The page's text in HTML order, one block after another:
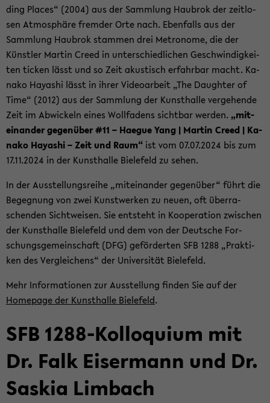
ding Places“ (2004) aus der Samm­lung Hau­brok der zeit­lo­
sen At­mo­sphä­re frem­der Orte nach. Eben­falls aus der
Samm­lung Hau­brok stam­men drei Me­tro­no­me, die der
Künst­ler Mar­tin Creed in un­ter­schied­li­chen Ge­schwin­dig­kei­
ten ti­cken lässt und so Zeit akus­tisch er­fahr­bar macht. Ka­
na­ko Ha­ya­shi lässt in ihrer Vi­deo­ar­beit „The Daugh­ter of
Time“ (2012) aus der Samm­lung der Kunst­hal­le ver­ge­hen­de
Zeit im Ab­wi­ckeln eines Woll­fa­dens sicht­bar wer­den. „mit­
ein­an­der ge­gen­über #11 – Ha­e­gue Yang | Mar­tin Creed | Ka­
na­ko Ha­ya­shi – Zeit und Raum“ ist vom 07.07.2024 bis zum
17.11.2024 in der Kunst­hal­le Bie­le­feld zu sehen.
In der Aus­stel­lungs­rei­he „mit­ein­an­der ge­gen­über“ führt die
Be­geg­nung von zwei Kunst­wer­ken zu neuen, oft über­ra­
schen­den Sicht­wei­sen. Sie ent­steht in Ko­ope­ra­ti­on zwi­schen
der Kunst­hal­le Bie­le­feld und dem von der Deut­sche For­
schungs­ge­mein­schaft (DFG) ge­för­der­ten SFB 1288 „Prak­ti­
ken des Ver­glei­chens“ der Uni­ver­si­tät Bie­le­feld.
Mehr In­for­ma­tio­nen zur Aus­stel­lung fin­den Sie auf der
Home­page der Kunst­hal­le Bie­le­feld.
SFB 1288-​Kolloquium mit
Dr. Falk Eis­er­mann und Dr.
Sas­kia Lim­bach